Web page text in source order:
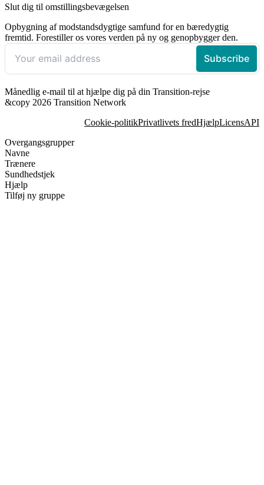
Slut dig til omstillingsbevægelsen
Opbygning af modstandsdygtige samfund for en bæredygtig
fremtid. Forestiller os vores verden på ny og genopbygger den.
Månedlig e-mail til at hjælpe dig på din Transition-rejse
&copy 2026 Transition Network
Cookie-politikPrivatlivets fredHjælpLicensAPI
Overgangsgrupper
Navne
Trænere
Sundhedstjek
Hjælp
Tilføj ny gruppe